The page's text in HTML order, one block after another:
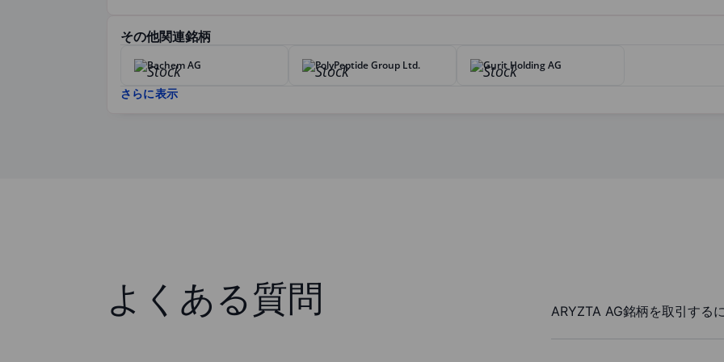
その他関連銘柄
Bachem AG PolyPeptide Group Ltd. Gurit Holding AG
さらに表示
よくある質問 ARYZTA AG銘柄を取引する